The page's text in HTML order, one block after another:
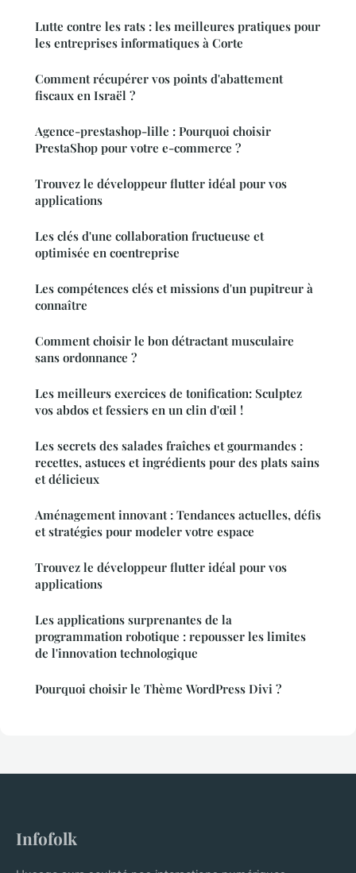
Lutte contre les rats : les meilleures pratiques pour
les entreprises informatiques à Corte
Comment récupérer vos points d'abattement
fiscaux en Israël ?
Agence-prestashop-lille : Pourquoi choisir
PrestaShop pour votre e-commerce ?
Trouvez le développeur flutter idéal pour vos
applications
Les clés d'une collaboration fructueuse et
optimisée en coentreprise
Les compétences clés et missions d'un pupitreur à
connaître
Comment choisir le bon détractant musculaire
sans ordonnance ?
Les meilleurs exercices de tonification: Sculptez
vos abdos et fessiers en un clin d'œil !
Les secrets des salades fraîches et gourmandes :
recettes, astuces et ingrédients pour des plats sains
et délicieux
Aménagement innovant : Tendances actuelles, défis
et stratégies pour modeler votre espace
Trouvez le développeur flutter idéal pour vos
applications
Les applications surprenantes de la
programmation robotique : repousser les limites
de l'innovation technologique
Pourquoi choisir le Thème WordPress Divi ?
Infofolk